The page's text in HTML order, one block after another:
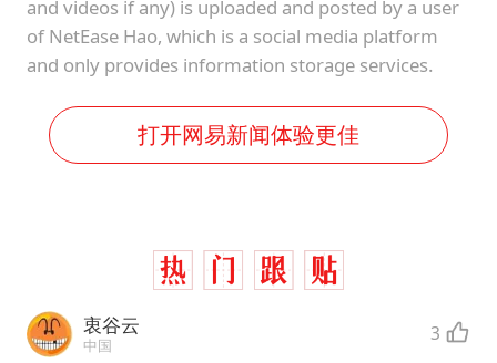
and videos if any) is uploaded and posted by a user
of NetEase Hao, which is a social media platform
and only provides information storage services.
打开网易新闻体验更佳
衷谷云
中国 3